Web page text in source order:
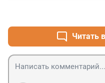
Читать